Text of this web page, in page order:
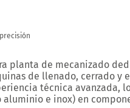
planta de mecanizado
de llenado, cerrado y
técnica avanzada,
e inox) en